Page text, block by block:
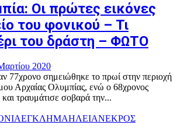
Οι πρώτες εικόνες
του φονικού – Τι
του δράστη – ΦΩΤΟ
2020
77χρονο σημειώθηκε το πρωί στην περιοχή
Αρχαίας Ολυμπίας, ενώ ο 68χρονος
τραυμάτισε σοβαρά την...
ΕΓΚΛΗΜΑΗΛΕΙΑΝΕΚΡΟΣ